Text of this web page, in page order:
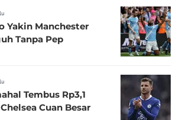
Yakin Manchester
Tanpa Pep
Tembus Rp3,1
Cuan Besar